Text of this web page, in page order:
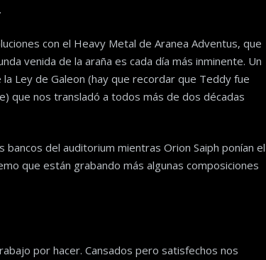
con el Heavy Metal de Aranea Adventus, que
venida de la araña es cada día más inminente. Un
Ley de Galeon (hay que recordar que Teddy fue
que nos transladó a todos más de dos décadas
del auditorium mientras Orion Saiph ponían el
que están grabando más algunas composiciones
por hacer. Cansados pero satisfechos nos